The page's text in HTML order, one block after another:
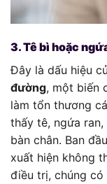
3. Tê bì hoặc
Đây là dấu hiệu
đường, một biến
làm tổn thương
thấy tê, ngứa
bàn chân. Ban
xuất hiện không
điều trị, chúng